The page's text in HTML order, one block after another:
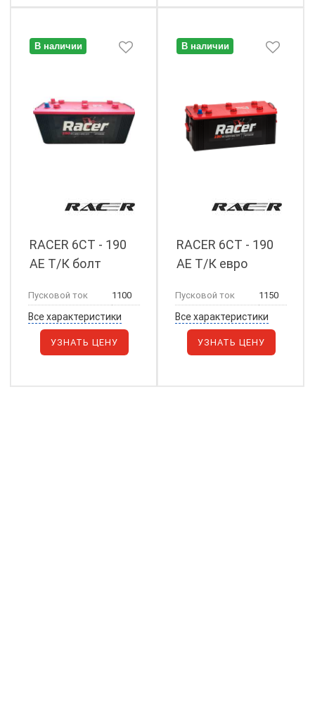
В наличии
RACER 6СТ - 190
АЕ Т/К болт
Пусковой ток 1100
Все характеристики
УЗНАТЬ ЦЕНУ
В наличии
RACER 6СТ - 190
АЕ Т/К евро
Пусковой ток 1150
Все характеристики
УЗНАТЬ ЦЕНУ